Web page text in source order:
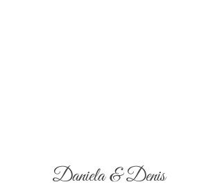
Daniela & Denis